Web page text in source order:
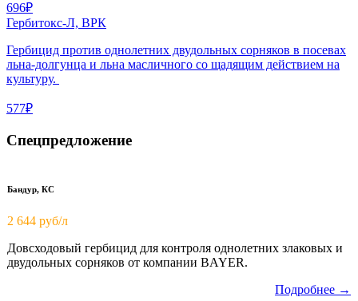
696₽
Гербитокс-Л, ВРК
Гербицид против однолетних двудольных сорняков в посевах
льна-долгунца и льна масличного со щадящим действием на
культуру.
577₽
Спецпредложение
Бандур, КС
2 644 руб/л
Довсходовый гербицид для контроля однолетних злаковых и
двудольных сорняков от компании BAYER.
Подробнее →